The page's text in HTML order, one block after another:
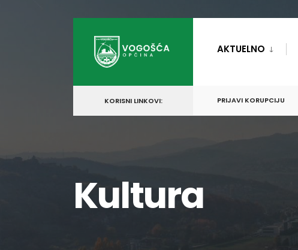
content
AKTUELNO
KORISNI LINKOVI: PRIJAVI KORUPCIJU
Kultura